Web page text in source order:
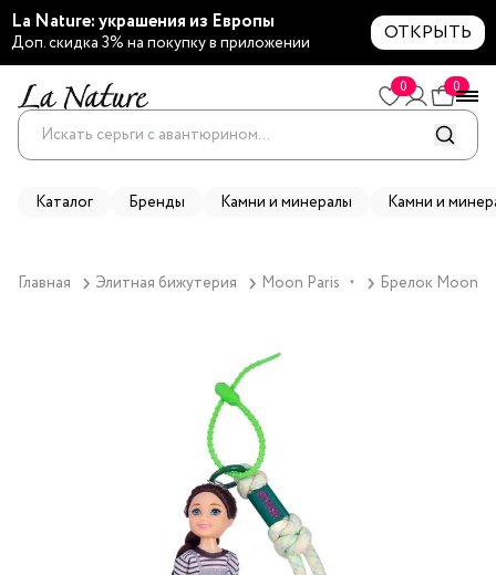
La Nature: украшения из Европы
Доп. скидка 3% на покупку в приложении ОТКРЫТЬ
0 0
Каталог Бренды Камни и минералы Камни и
Главная Элитная бижутерия Moon Paris ▼ Брелок Moon